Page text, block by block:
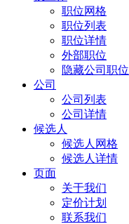
职位网格
职位列表
职位详情
外部职位
隐藏公司职位
公司
公司列表
公司详情
候选人
候选人网格
候选人详情
页面
关于我们
定价计划
联系我们